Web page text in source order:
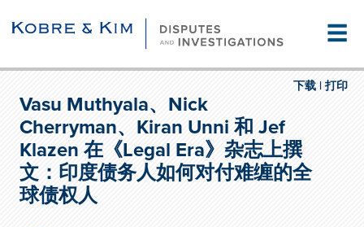
☰
打印
下载 |
Vasu Muthyala、Nick
Cherryman、Kiran Unni 和 Jef
Klazen 在《Legal Era》杂志上撰
文：印度债务人如何对付难缠的全
球债权人